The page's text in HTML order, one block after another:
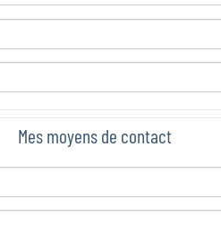
Mes moyens de contact